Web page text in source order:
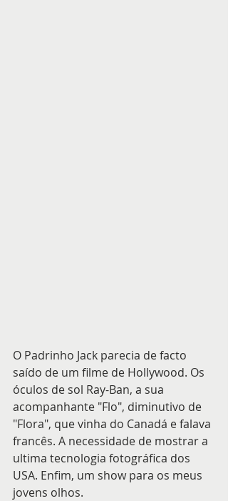
O Padrinho Jack parecia de facto
saído de um filme de Hollywood. Os
óculos de sol Ray-Ban, a sua
acompanhante "Flo", diminutivo de
"Flora", que vinha do Canadá e falava
francês. A necessidade de mostrar a
ultima tecnologia fotográfica dos
USA. Enfim, um show para os meus
jovens olhos.